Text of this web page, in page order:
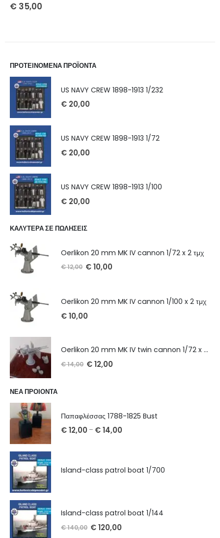
€ 35,00
ΠΡΟΤΕΙΝΟΜΕΝΑ ΠΡΟΪΟΝΤΑ
US NAVY CREW 1898-1913 1/232
€ 20,00
US NAVY CREW 1898-1913 1/72
€ 20,00
US NAVY CREW 1898-1913 1/100
€ 20,00
ΚΑΛΥΤΕΡΑ ΣΕ ΠΩΛΗΣΕΙΣ
Oerlikon 20 mm MK IV cannon 1/72 x 2 τμχ
€12,00 €10,00
Oerlikon 20 mm MK IV cannon 1/100 x 2 τμχ
€10,00
Oerlikon 20 mm MK IV twin cannon 1/72 x 2 τμχ
€14,00 €12,00
ΝΕΑ ΠΡΟΙΟΝΤΑ
Παπαφλέσσας 1788-1825 Bust
€12,00 – €14,00
Island-class patrol boat 1/700
Island-class patrol boat 1/144
€140,00 €120,00